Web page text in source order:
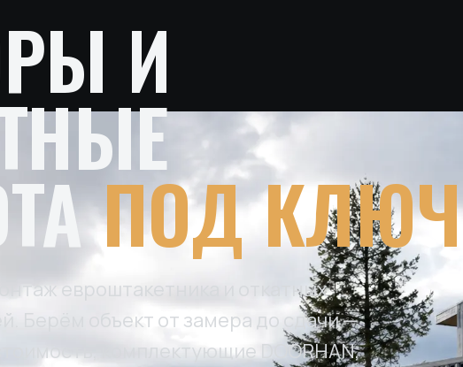
И
ПОД КЛЮЧ
евроштакетника и откатных
Берём объект от замера до сдачи —
комплектующие DOORHAN,